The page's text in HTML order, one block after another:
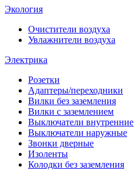
Экология
Очистители воздуха
Увлажнители воздуха
Электрика
Розетки
Адаптеры/переходники
Вилки без заземления
Вилки с заземлением
Выключатели внутренние
Выключатели наружные
Звонки дверные
Изоленты
Колодки без заземления